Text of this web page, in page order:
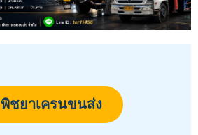
พิชยาเครนขนส่ง